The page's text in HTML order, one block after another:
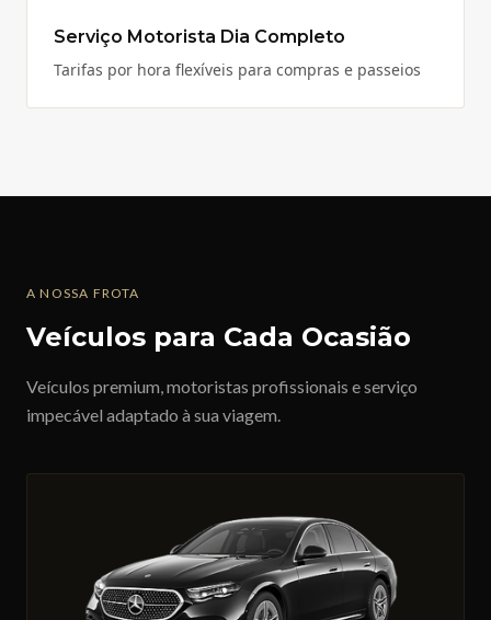
Serviço Motorista Dia Completo
Tarifas por hora flexíveis para compras e passeios
A NOSSA FROTA
Veículos para Cada Ocasião
Veículos premium, motoristas profissionais e serviço
impecável adaptado à sua viagem.